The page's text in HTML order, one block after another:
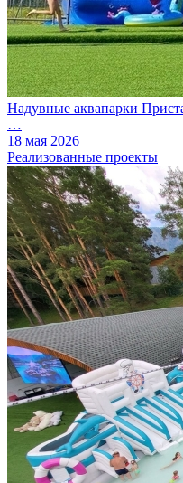
Надувные аквапарки
…
18 мая 2026
Реализованные проекты